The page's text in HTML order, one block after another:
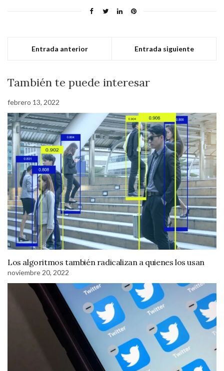
Entrada anterior Entrada siguiente
También te puede interesar
febrero 13, 2022
Los algoritmos también radicalizan a quienes los usan
noviembre 20, 2022